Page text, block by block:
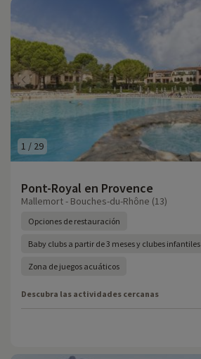
1 / 29
Pont-Royal en Provence
Mallemort - Bouches-du-Rhône (13)
Opciones de restauración
Baby clubs a partir de 3 meses y clubes infantiles
Zona de juegos acuáticos
Descubra las actividades cercanas